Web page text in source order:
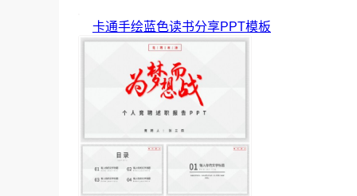
卡通手绘蓝色读书分享PPT模板